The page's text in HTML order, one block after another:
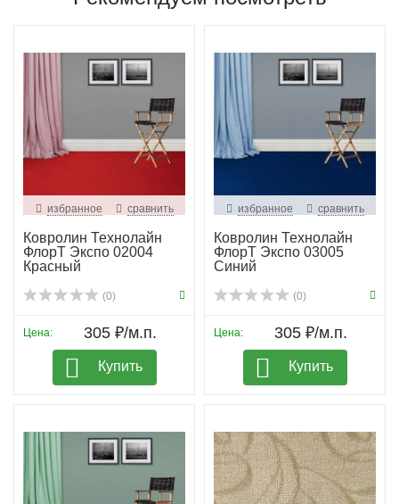
избранное сравнить
Ковролин Технолайн
ФлорТ Экспо 02004
Красный
(0)
Цена: 305 ₽/м.п.
Купить
избранное сравнить
Ковролин Технолайн
ФлорТ Экспо 03005
Синий
(0)
Цена: 305 ₽/м.п.
Купить